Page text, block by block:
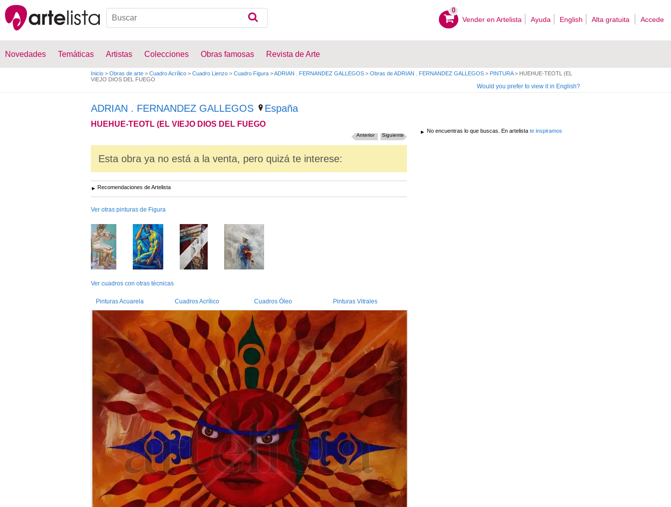
0
Vender en Artelista Ayuda English Alta gratuita Accede
Novedades Temáticas Artistas Colecciones Obras famosas Revista de Arte
Inicio > Obras de arte > Cuadro Acrílico > Cuadro Lienzo > Cuadro Figura >ADRIAN . FERNANDEZ GALLEGOS > Obras de ADRIAN . FERNANDEZ GALLEGOS > PINTURA > HUEHUE-TEOTL (EL
VIEJO DIOS DEL FUEGO
Would you prefer to view it in English?
ADRIAN . FERNANDEZ GALLEGOS España
HUEHUE-TEOTL (EL VIEJO DIOS DEL FUEGO
Siguiente
Anterior
Esta obra ya no está a la venta, pero quizá te interese:
Recomendaciones de Artelista
Ver otras pinturas de Figura
Ver cuadros con otras técnicas
Pinturas Acuarela Cuadros Acrílico Cuadros Óleo Pinturas Vitrales
No encuentras lo que buscas. En artelista te inspiramos